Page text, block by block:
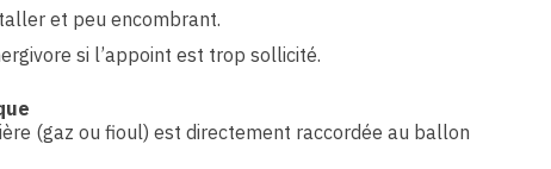
et peu encombrant.
si l’appoint est trop sollicité.
(gaz ou fioul) est directement raccordée au ballon